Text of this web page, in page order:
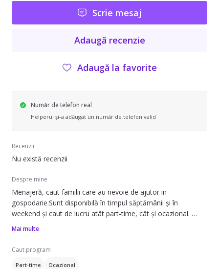
Scrie mesaj
Adaugă recenzie
Adaugă la favorite
Număr de telefon real
Helperul și-a adăugat un număr de telefon valid
Recenzii
Nu există recenzii
Despre mine
Menajeră, caut familii care au nevoie de ajutor in
gospodarie.Sunt disponibilă în timpul săptămânii și în
weekend și caut de lucru atât part-time, cât și ocazional.
așternuturilor, curățarea aragazului și a cuptorului, curățarea
frigiderului, îngrijirea plantelor și prepararea mâncării.
Mai multe
Caut program
Part-time Ocazional